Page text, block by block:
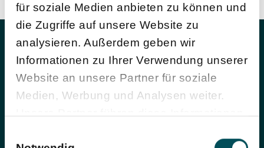
für soziale Medien anbieten zu können und
die Zugriffe auf unsere Website zu
analysieren. Außerdem geben wir
Informationen zu Ihrer Verwendung unserer
Website an unsere Partner für soziale
Medien, Werbung und Analysen weiter.
Unsere Partner führen diese Informationen